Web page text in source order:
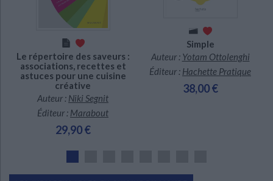
Le répertoire des saveurs :
associations, recettes et
astuces pour une cuisine
créative
Auteur : Niki Segnit
Éditeur : Marabout
29,90 €
Simple
Auteur : Yotam Ottolenghi
Éditeur : Hachette Pratique
38,00 €